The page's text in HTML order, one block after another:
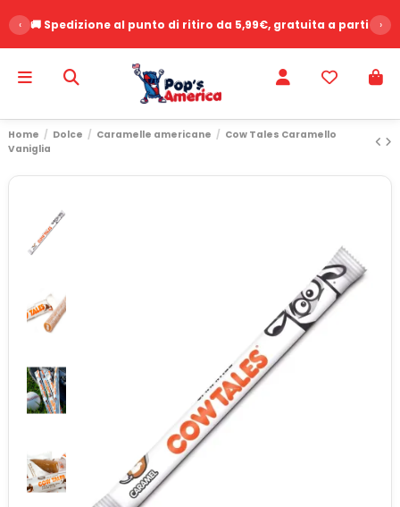
‹ 🚚 Spedizione al punto di ritiro da 5,99€, gratuita a partire›
Home Dolce Caramelle americane
Cow Tales Caramello
Vaniglia